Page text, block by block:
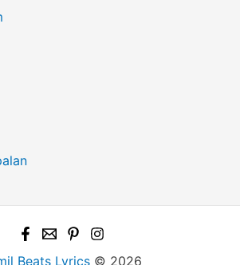
Beats Lyrics© 2026